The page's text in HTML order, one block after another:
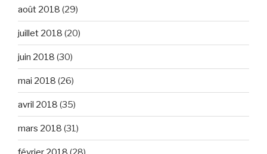
août 2018 (29)
juillet 2018 (20)
juin 2018 (30)
mai 2018 (26)
avril 2018 (35)
mars 2018 (31)